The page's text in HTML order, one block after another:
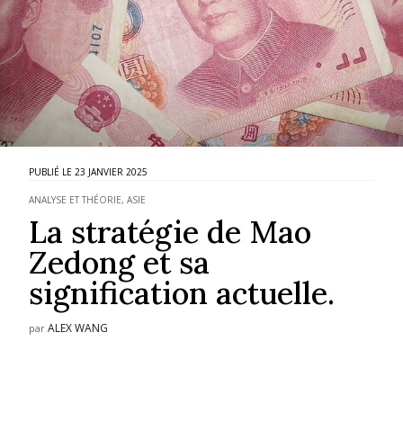
23 JANVIER 2025
ANALYSE ET THÉORIE,ASIE
La stratégie de Mao
Zedong et sa
signification actuelle.
parALEX WANG